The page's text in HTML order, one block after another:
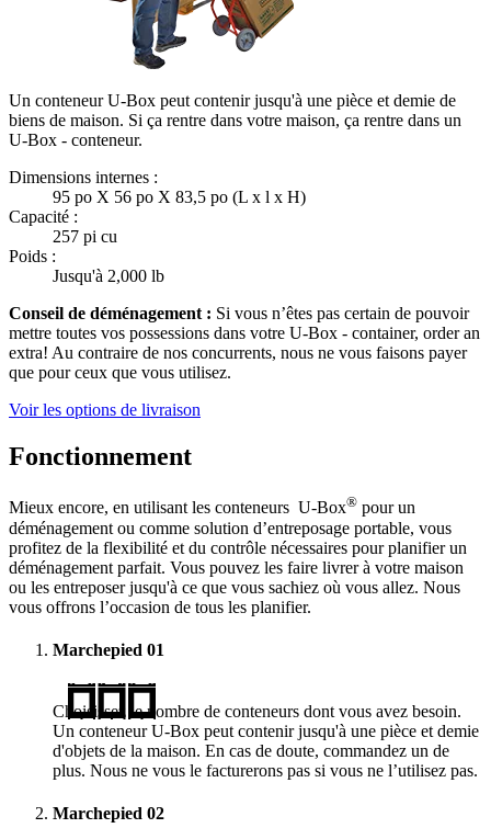
Un conteneur U-Box peut contenir jusqu'à une pièce et demie de
biens de maison. Si ça rentre dans votre maison, ça rentre dans un
U-Box - conteneur.
Dimensions internes :
95 po X 56 po X 83,5 po (L x l x H)
Capacité :
257 pi cu
Poids :
Jusqu'à 2,000 lb
Conseil de déménagement : Si vous n’êtes pas certain de pouvoir
mettre toutes vos possessions dans votre U-Box - container, order an
extra! Au contraire de nos concurrents, nous ne vous faisons payer
que pour ceux que vous utilisez.
Voir les options de livraison
Fonctionnement
Mieux encore, en utilisant les conteneurs U-Box® pour un
déménagement ou comme solution d’entreposage portable, vous
profitez de la flexibilité et du contrôle nécessaires pour planifier un
déménagement parfait. Vous pouvez les faire livrer à votre maison
ou les entreposer jusqu'à ce que vous sachiez où vous allez. Nous
vous offrons l’occasion de tous les planifier.
Marchepied 01
Choisissez le nombre de conteneurs dont vous avez besoin.
Un conteneurU-Box peut contenir jusqu'à une pièce et demie
d'objets de la maison. En cas de doute, commandez un de
plus. Nous ne vous le facturerons pas si vous ne l’utilisez pas.
Marchepied 02